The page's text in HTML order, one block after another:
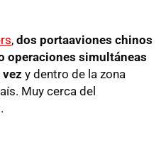
, dos portaaviones chinos
operaciones simultáneas
y dentro de la zona
Muy cerca del